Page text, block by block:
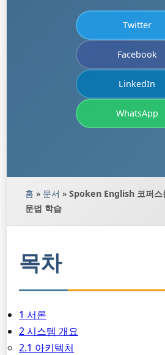
Twitter
Facebook
LinkedIn
WhatsApp
홈 » 문서 » Spoken English 코퍼스
문법 학습
목차
1 서론
2 시스템 개요
2.1 아키텍처